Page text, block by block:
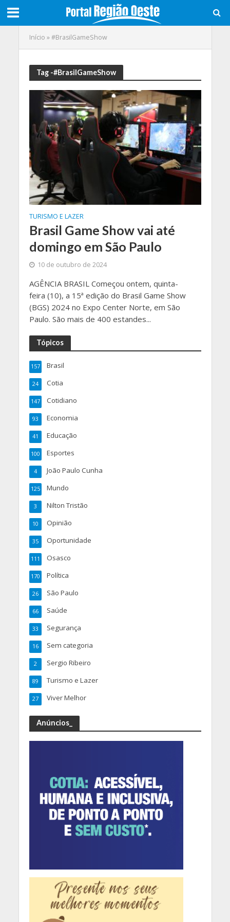
Início »#BrasilGameShow
Tag -#BrasilGameShow
TURISMO E LAZER
Brasil Game Show vai até
domingo em São Paulo
10 de outubro de 2024
AGÊNCIA BRASIL Começou ontem, quinta-
feira (10), a 15ª edição do Brasil Game Show
(BGS) 2024 no Expo Center Norte, em São
Paulo. São mais de 400 estandes...
Tópicos
Brasil
157
Cotia
24
Cotidiano
147
Economia
93
Educação
41
Esportes
100
João Paulo Cunha
4
Mundo
125
Nilton Tristão
3
Opinião
10
Oportunidade
35
Osasco
111
Política
170
São Paulo
26
Saúde
66
Segurança
33
Sem categoria
16
Sergio Ribeiro
2
Turismo e Lazer
89
Viver Melhor
27
Anúncios_